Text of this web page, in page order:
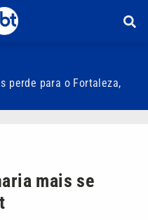
perde para o Fortaleza,
mais se